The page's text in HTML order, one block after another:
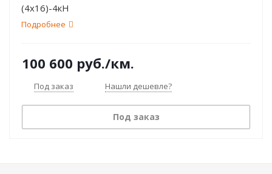
(4х16)-4кН
Подробнее
100 600 руб./км.
Под заказ Нашли дешевле?
Под заказ